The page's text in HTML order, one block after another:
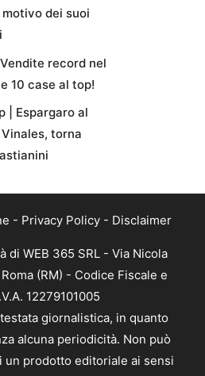
dei suoi
record nel
10 case al top!
| Espargaro al
torna
- Privacy Policy - Disclaimer
di WEB 365 SRL - Via Nicola
(RM) - Codice Fiscale e
12279101005
giornalistica, in quanto
alcuna periodicità. Non può
prodotto editoriale ai sensi